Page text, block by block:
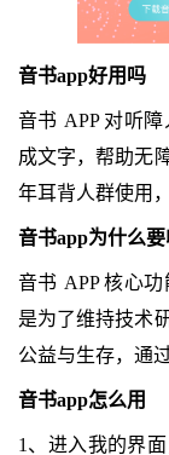
音书app好用吗
音书 APP 对听
成文字，帮助无
年耳背人群使用
音书app为什么
音书 APP 核心
是为了维持技术
公益与生存，通
音书app怎么用
1、进入我的界